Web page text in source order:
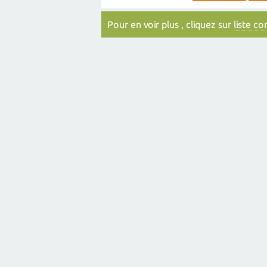
Pour en voir plus , cliquez sur liste